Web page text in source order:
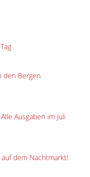
den Bergen
Alle Ausgaben im Juli
dem Nachtmarkt!